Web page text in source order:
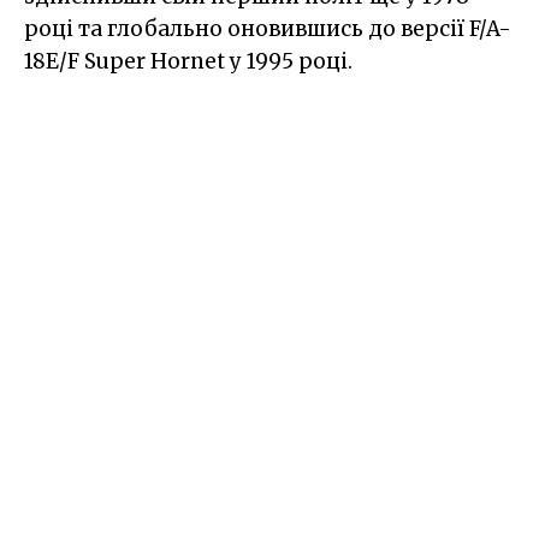
році та глобально оновившись до версії F/A-
18E/F Super Hornet у 1995 році.